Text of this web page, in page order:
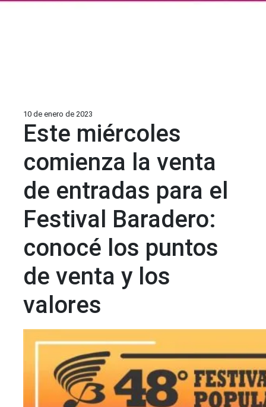
10 de enero de 2023
Este miércoles
comienza la venta
de entradas para el
Festival Baradero:
conocé los puntos
de venta y los
valores